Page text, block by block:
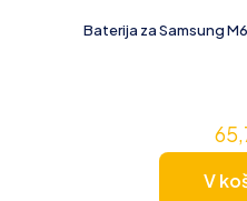
Baterija za Samsung
V